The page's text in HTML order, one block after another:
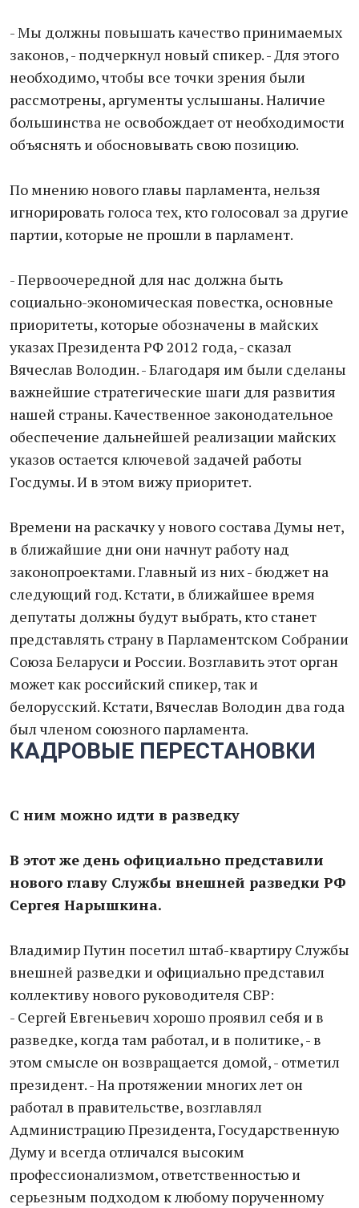
- Мы должны повышать качество принимаемых
законов, - подчеркнул новый спикер. - Для этого
необходимо, чтобы все точки зрения были
рассмотрены, аргументы услышаны. Наличие
большинства не освобождает от необходимости
объяснять и обосновывать свою позицию.
По мнению нового главы парламента, нельзя
игнорировать голоса тех, кто голосовал за другие
партии, которые не прошли в парламент.
- Первоочередной для нас должна быть
социально-экономическая повестка, основные
приоритеты, которые обозначены в майских
указах Президента РФ 2012 года, - сказал
Вячеслав Володин. - Благодаря им были сделаны
важнейшие стратегические шаги для развития
нашей страны. Качественное законодательное
обеспечение дальнейшей реализации майских
указов остается ключевой задачей работы
Госдумы. И в этом вижу приоритет.
Времени на раскачку у нового состава Думы нет,
в ближайшие дни они начнут работу над
законопроектами. Главный из них - бюджет на
следующий год. Кстати, в ближайшее время
депутаты должны будут выбрать, кто станет
представлять страну в Парламентском Собрании
Союза Беларуси и России. Возглавить этот орган
может как российский спикер, так и
белорусский. Кстати, Вячеслав Володин два года
был членом союзного парламента.
КАДРОВЫЕ ПЕРЕСТАНОВКИ
С ним можно идти в разведку
В этот же день официально представили
нового главу Службы внешней разведки РФ
Сергея Нарышкина.
Владимир Путин посетил штаб-квартиру Службы
внешней разведки и официально представил
коллективу нового руководителя СВР:
- Сергей Евгеньевич хорошо проявил себя и в
разведке, когда там работал, и в политике, - в
этом смысле он возвращается домой, - отметил
президент. - На протяжении многих лет он
работал в правительстве, возглавлял
Администрацию Президента, Государственную
Думу и всегда отличался высоким
профессионализмом, ответственностью и
серьезным подходом к любому порученному